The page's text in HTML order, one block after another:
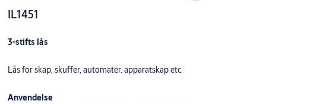
IL1451
3-stifts lås
Lås for skap, skuffer, automater. apparatskap etc.
Anvendelse